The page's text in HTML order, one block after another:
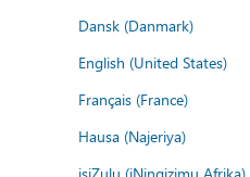
Dansk (Danmark)
English (United States)
Français (France)
Hausa (Najeriya)
isiZulu (iNingizimu Afrika)